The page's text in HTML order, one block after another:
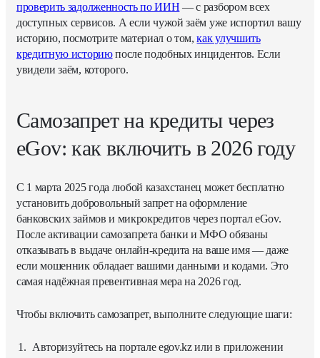
проверить задолженность по ИИН — с разбором всех
доступных сервисов. А если чужой заём уже испортил вашу
историю, посмотрите материал о том,как улучшить
кредитную историюпосле подобных инцидентов. Если
увидели заём, которого.
Самозапрет на кредиты через
eGov: как включить в 2026 году
С 1 марта 2025 года любой казахстанец может бесплатно
установить добровольный запрет на оформление
банковских займов и микрокредитов через портал eGov.
После активации самозапрета банки и МФО обязаны
отказывать в выдаче онлайн-кредита на ваше имя — даже
если мошенник обладает вашими данными и кодами. Это
самая надёжная превентивная мера на 2026 год.
Чтобы включить самозапрет, выполните следующие шаги:
Авторизуйтесь на портале egov.kz или в приложении